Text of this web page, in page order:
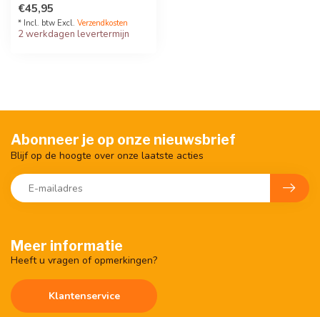
Z-...
€45,95
* Incl. btw Excl. Verzendkosten
2 werkdagen levertermijn
Meer informatie
Heeft u vragen of opmerkingen?
Klantenservice
Abonneer je op onze nieuwsbrief
Blijf op de hoogte over onze laatste acties